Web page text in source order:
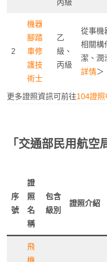
丙級
2
機器
腳踏
車修
護技
術士
乙
級、
丙級
從事機
相關構
潔、潤
詳情＞
更多證照資訊可前往104證照
「 交通部民用航空
序
號
證
照
名
稱
包含
級別
證照介紹
飛